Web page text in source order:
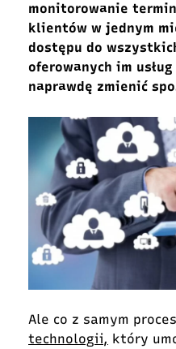
monitorowanie
klientów w jednym
dostępu do
oferowanych im
naprawdę zmienić
Ale co z samym
technologii, który